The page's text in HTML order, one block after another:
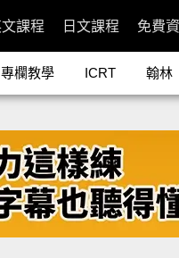
課程 日文課程 免費
專欄教學 ICRT 翰林